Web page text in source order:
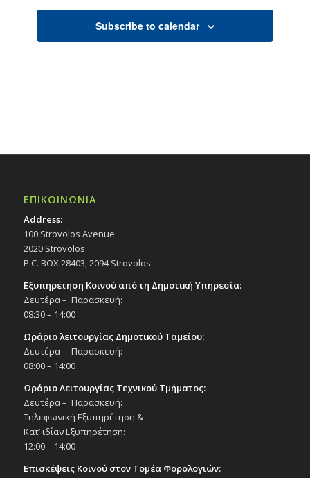
Subscribe to calendar
ΕΠΙΚΟΙΝΩΝΙΑ
Address:
100 Strovolos Avenue
2020 Strovolos
P.C. BOX 28403, 2094 Strovolos
Εξυπηρέτηση Κοινού από τη Δημοτική Υπηρεσία:
Δευτέρα – Παρασκευή:
08:30 – 14:00
Ωράριο λειτουργίας Δημοτικού Ταμείου:
Δευτέρα – Παρασκευή:
08:00 – 14:00
Ωράριο Λειτουργίας Τεχνικού Τμήματος:
Δευτέρα – Παρασκευή:
Τηλεφωνική Εξυπηρέτηση &
Κατ’ ιδίαν Εξυπηρέτηση:
12:00 – 14:00
Επισκέψεις Κοινού στον Τομέα Φορολογιών: